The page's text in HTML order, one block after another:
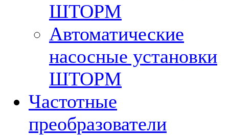
ШТОРМ
Автоматические
насосные установки
ШТОРМ
Частотные
преобразователи